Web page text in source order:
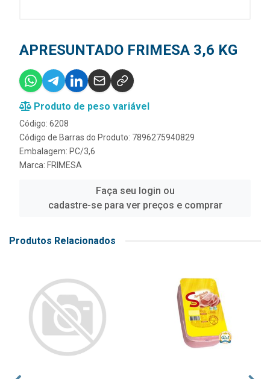
APRESUNTADO FRIMESA 3,6 KG
Produto de peso variável
Código: 6208
Código de Barras do Produto: 7896275940829
Embalagem: PC/3,6
Marca: FRIMESA
Faça seu login ou
cadastre-se para ver preços e comprar
Produtos Relacionados